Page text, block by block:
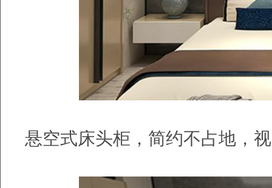
悬空式床头柜，简约不占地，